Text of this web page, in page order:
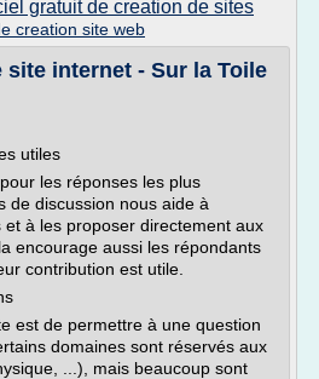
gratuit de creation de sites
creation site web
site internet - Sur la Toile
utiles
les réponses les plus
de discussion nous aide à
et à les proposer directement aux
encourage aussi les répondants
contribution est utile.
est de permettre à une question
domaines sont réservés aux
...), mais beaucoup sont